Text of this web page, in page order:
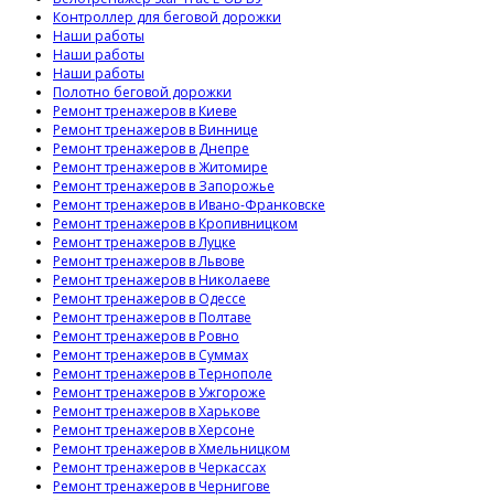
Контроллер для беговой дорожки
Наши работы
Наши работы
Наши работы
Полотно беговой дорожки
Ремонт тренажеров в Киеве
Ремонт тренажеров в Виннице
Ремонт тренажеров в Днепре
Ремонт тренажеров в Житомире
Ремонт тренажеров в Запорожье
Ремонт тренажеров в Ивано-Франковске
Ремонт тренажеров в Кропивницком
Ремонт тренажеров в Луцке
Ремонт тренажеров в Львове
Ремонт тренажеров в Николаеве
Ремонт тренажеров в Одессе
Ремонт тренажеров в Полтаве
Ремонт тренажеров в Ровно
Ремонт тренажеров в Суммах
Ремонт тренажеров в Тернополе
Ремонт тренажеров в Ужгороже
Ремонт тренажеров в Харькове
Ремонт тренажеров в Херсоне
Ремонт тренажеров в Хмельницком
Ремонт тренажеров в Черкассах
Ремонт тренажеров в Чернигове